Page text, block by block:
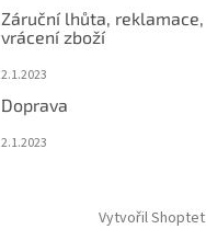
Záruční lhůta, reklamace,
vrácení zboží
2.1.2023
Doprava
2.1.2023
Vytvořil Shoptet